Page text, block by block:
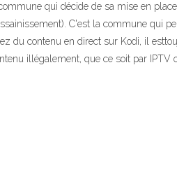
qui décide de sa mise en
C'est la commune qui
du contenu en direct sur Kodi, il
illégalement, que ce soit par